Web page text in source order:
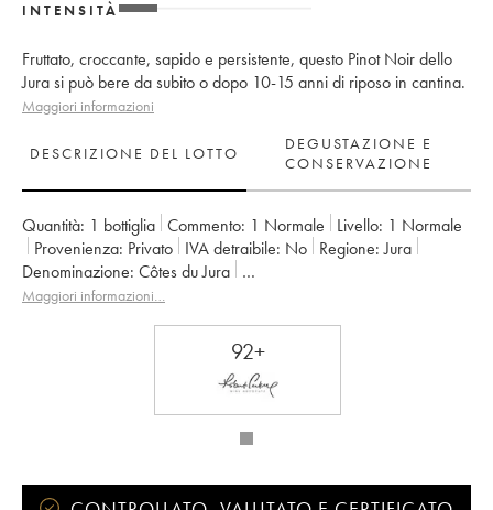
INTENSITÀ
Fruttato, croccante, sapido e persistente, questo Pinot Noir dello
Jura si può bere da subito o dopo 10-15 anni di riposo in cantina.
Maggiori informazioni
DESCRIZIONE DEL LOTTO
DEGUSTAZIONE E
CONSERVAZIONE
Quantità: 1 bottiglia Commento: 1 Normale Livello: 1 Normale
Provenienza:
privato IVA detraibile: no Regione: Jura
Denominazione:
Côtes du Jura
Proprietario: Bénédicte et Stéphane Tissot
Maggiori informazioni…
92+